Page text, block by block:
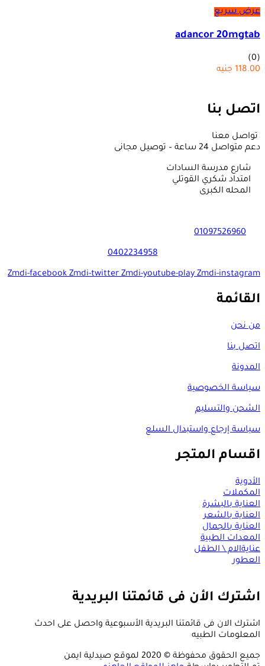
عرض سريع
adancor 20mgtab
(0)
118.00 جنيه
اتصل بنا
تواصل معنا
دعم متواصل 24 ساعة – توصيل مجانى
شارع مدرسة السادات
امتداد شكري القوتلي
المحله الكبرى
01097526960
0402234958
Zmdi-facebook Zmdi-twitter Zmdi-youtube-play Zmdi-instagram
القائمة
من نحن
اتصل بنا
المدونة
سياسة الخصوصية
الشحن والتسليم
سياسة إرجاع واستبدال السلع
اقسام المتجر
الأدوية
المكملات
العناية بالبشرة
العناية بالشعر
العناية بالجمال
المعدات الطبية
عنايةالام \ الطفل
العطور
اشترك الأن فى قائمتنا البريدية
اشترك الان فى قائمتنا البريدية الأسبوعية واحصل على احدث
المعلومات الطبيه
جميع الحقوق محفوظة © 2020 لموقع صيدلية ايمن